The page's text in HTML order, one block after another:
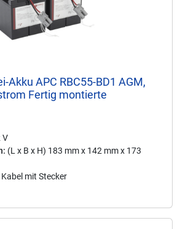
Akku APC RBC55-BD1 AGM,
Fertig montierte
V
(L x B x H) 183 mm x 142 mm x 173
Kabel mit Stecker